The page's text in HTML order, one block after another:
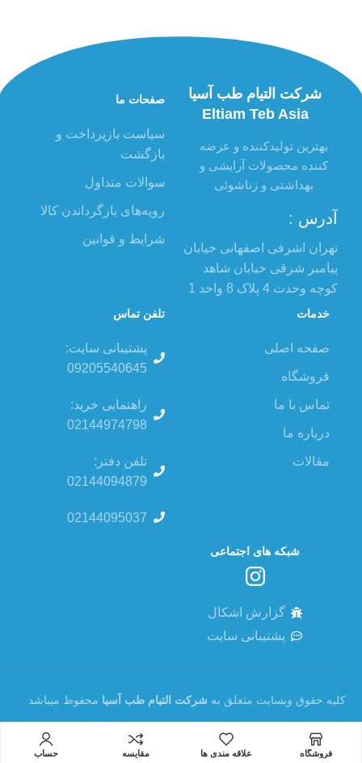
شرکت التیام طب آسیا
Eltiam Teb Asia
بهترین تولیدکننده و عرضه
کننده محصولات آرایشی و
بهداشتی و زناشوئی
آدرس :
تهران اشرفی اصفهانی خیابان
پیامبر شرقی خیابان شاهد
کوچه وحدت 4 پلاک 8 واحد 1
صفحات ما
سیاست بازپرداخت و
بازگشت
سوالات متداول
رویه‌های بازگرداندن کالا
شرایط و قوانین
خدمات
صفحه اصلی
فروشگاه
تماس با ما
درباره ما
مقالات
تلفن تماس
پشتیبانی سایت:
09205540645
راهنمایی خرید:
02144974798
تلفن دفتر:
02144094879
02144095037
شبکه های اجتماعی
گزارش اشکال
پشتیبانی سایت
کلیه حقوق وبسایت متعلق به شرکت التیام طب آسیا محفوظ میباشد
فروشگاه علاقه مندی ها مقایسه حساب